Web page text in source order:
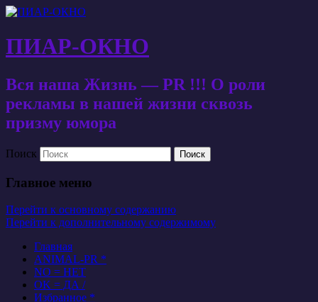
ПИАР-ОКНО
Вся наша Жизнь — PR !!! О роли
рекламы в нашей жизни сквозь
призму юмора
Поиск
Главное меню
Перейти к основному содержанию
Перейти к дополнительному содержимому
Главная
ANIMAL-PR *
NO = НЕТ
OK = ДА /
Избранное *